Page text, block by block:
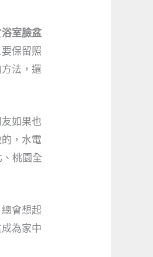
浴室臉盆
保留照
法，還
如果也
，水電
桃園全
會想起
為家中